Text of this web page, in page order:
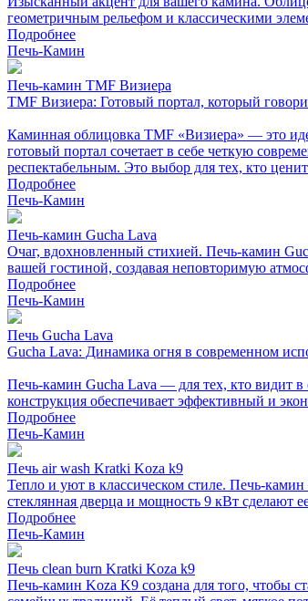
геометричным рельефом и классическими
Подробнее
Печь-Камин
Печь-камин TMF Визиера
TMF Визиера: Готовый портал, который
Каминная облицовка TMF «Визиера» — это
готовый портал сочетает в себе четкую
респектабельным. Это выбор для тех, кто
Подробнее
Печь-Камин
Печь-камин Gucha Lava
Очаг, вдохновленный стихией. Печь-камин
вашей гостиной, создавая неповторимую
Подробнее
Печь-Камин
Печь Gucha Lava
Gucha Lava: Динамика огня в современном
Печь-камин Gucha Lava — для тех, кто видит в
конструкция обеспечивает эффективный и
Подробнее
Печь-Камин
Печь air wash Kratki Koza k9
Тепло и уют в классическом стиле. Печь-
стеклянная дверца и мощность 9 кВт сделают
Подробнее
Печь-Камин
Печь clean burn Kratki Koza k9
Печь-камин Koza K9 создана для того, чтобы